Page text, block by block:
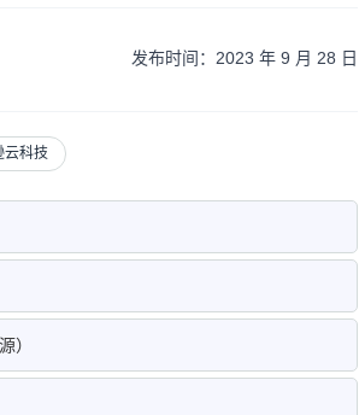
发布时间：2023 年 9 月 28 日
云科技
）